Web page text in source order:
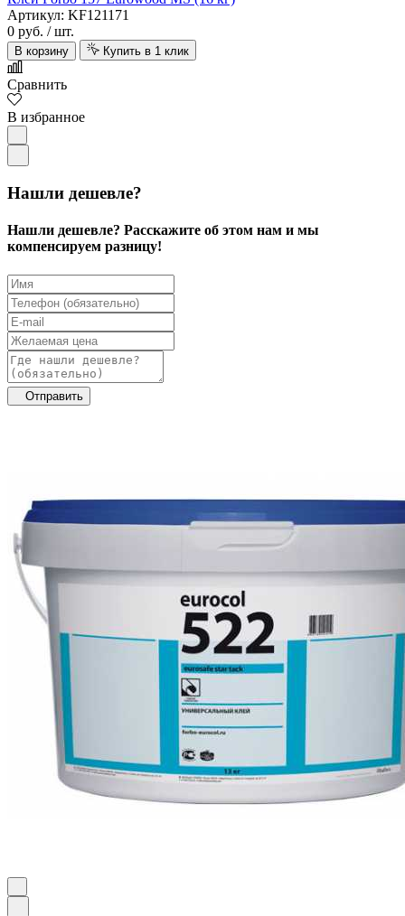
Артикул: KF121171
0 руб. / шт.
В корзину Купить в 1 клик
Сравнить
В избранное
Нашли дешевле?
Нашли дешевле? Расскажите об этом нам и мы
компенсируем разницу!
Отправить